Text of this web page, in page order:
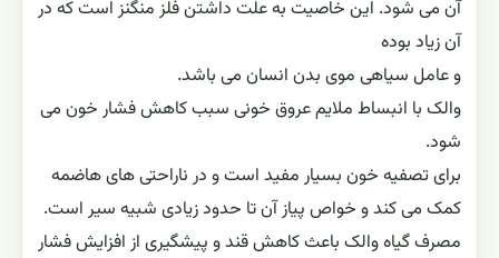
آن می شود. این خاصیت به علت داشتن فلز منگنز است که در
آن زیاد بوده
و عامل سیاهى موى بدن انسان مى باشد.
والک با انبساط ملایم عروق خونی سبب کاهش فشار خون می
شود.
برای تصفیه خون بسیار مفید است و در ناراحتی‌ های هاضمه
کمک می ‌کند و خواص پیاز آن تا حدود زیادی شبیه سیر است.
مصرف گیاه والک باعث کاهش قند و پیشگیری از افزایش فشار